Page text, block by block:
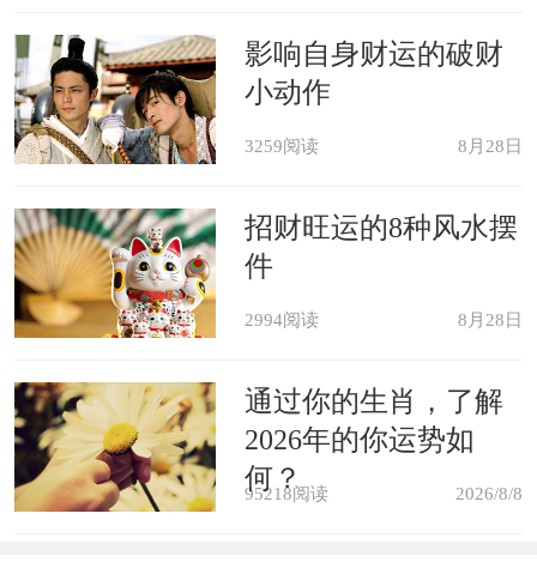
感。
商人梦见从井中取水，预示生意顺
利，将拥有巨大的财富。
如果梦里出现的进水污浊肮脏，暗
示可能会有人诋毁你的声誉。
活有些缺少活力，不妨想办法给自己寻
找些新鲜活力。
影响自身财运的破财
小动作
3259阅读 8月28日
招财旺运的8种风水摆
件
2994阅读 8月28日
通过你的生肖，了解
2026年的你运势如
何？
95218阅读 2026/8/8